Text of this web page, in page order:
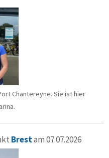
Chantereyne. Sie ist hier
Brestam 07.07.2026